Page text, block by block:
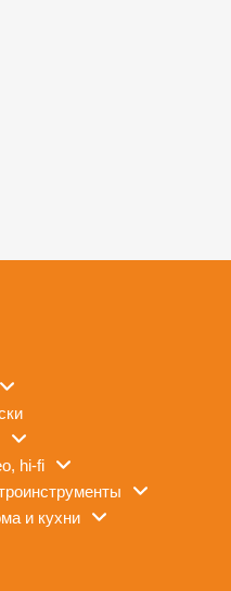
hi-fi
и кухни